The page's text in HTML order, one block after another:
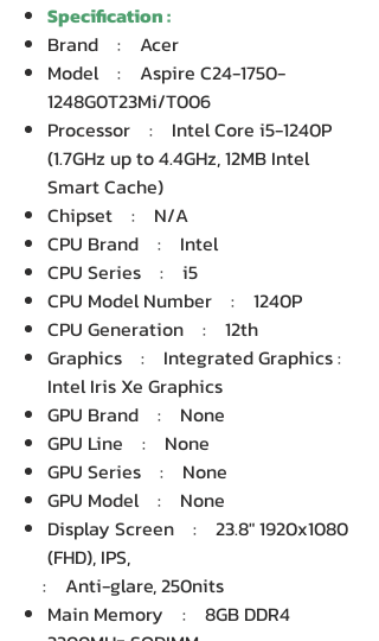
Specification :
Brand : Acer
Model : Aspire C24-1750-
1248G0T23Mi/T006
Processor : Intel Core i5-1240P
(1.7GHz up to 4.4GHz, 12MB Intel
Smart Cache)
Chipset : N/A
CPU Brand : Intel
CPU Series : i5
CPU Model Number : 1240P
CPU Generation : 12th
Graphics : Integrated Graphics :
Intel Iris Xe Graphics
GPU Brand : None
GPU Line : None
GPU Series : None
GPU Model : None
Display Screen : 23.8" 1920x1080
(FHD), IPS,
: Anti-glare, 250nits
Main Memory : 8GB DDR4